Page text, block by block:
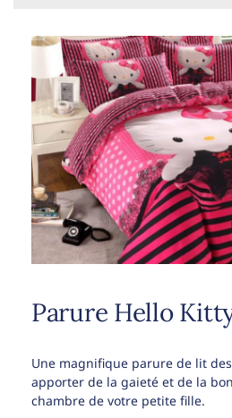
Parure Hello
Une magnifique parure de lit
apporter de la gaieté et de la
chambre de votre petite fille.